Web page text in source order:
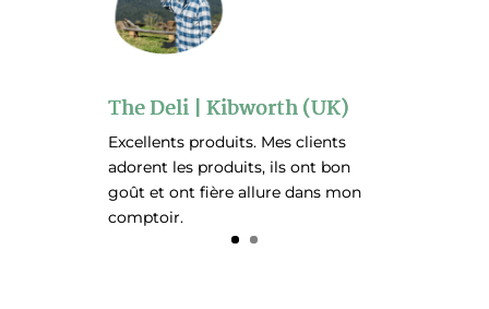
The Deli | Kibworth (UK)
Excellents produits. Mes clients
adorent les produits, ils ont bon
goût et ont fière allure dans mon
comptoir.